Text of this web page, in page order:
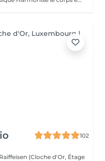
102
(Cloche d'Or, Étage